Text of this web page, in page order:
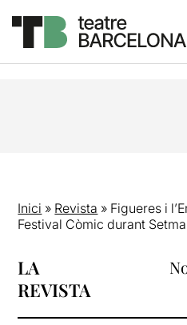
Inici » Revista » Figueres i
Festival Còmic durant
LA
REVISTA